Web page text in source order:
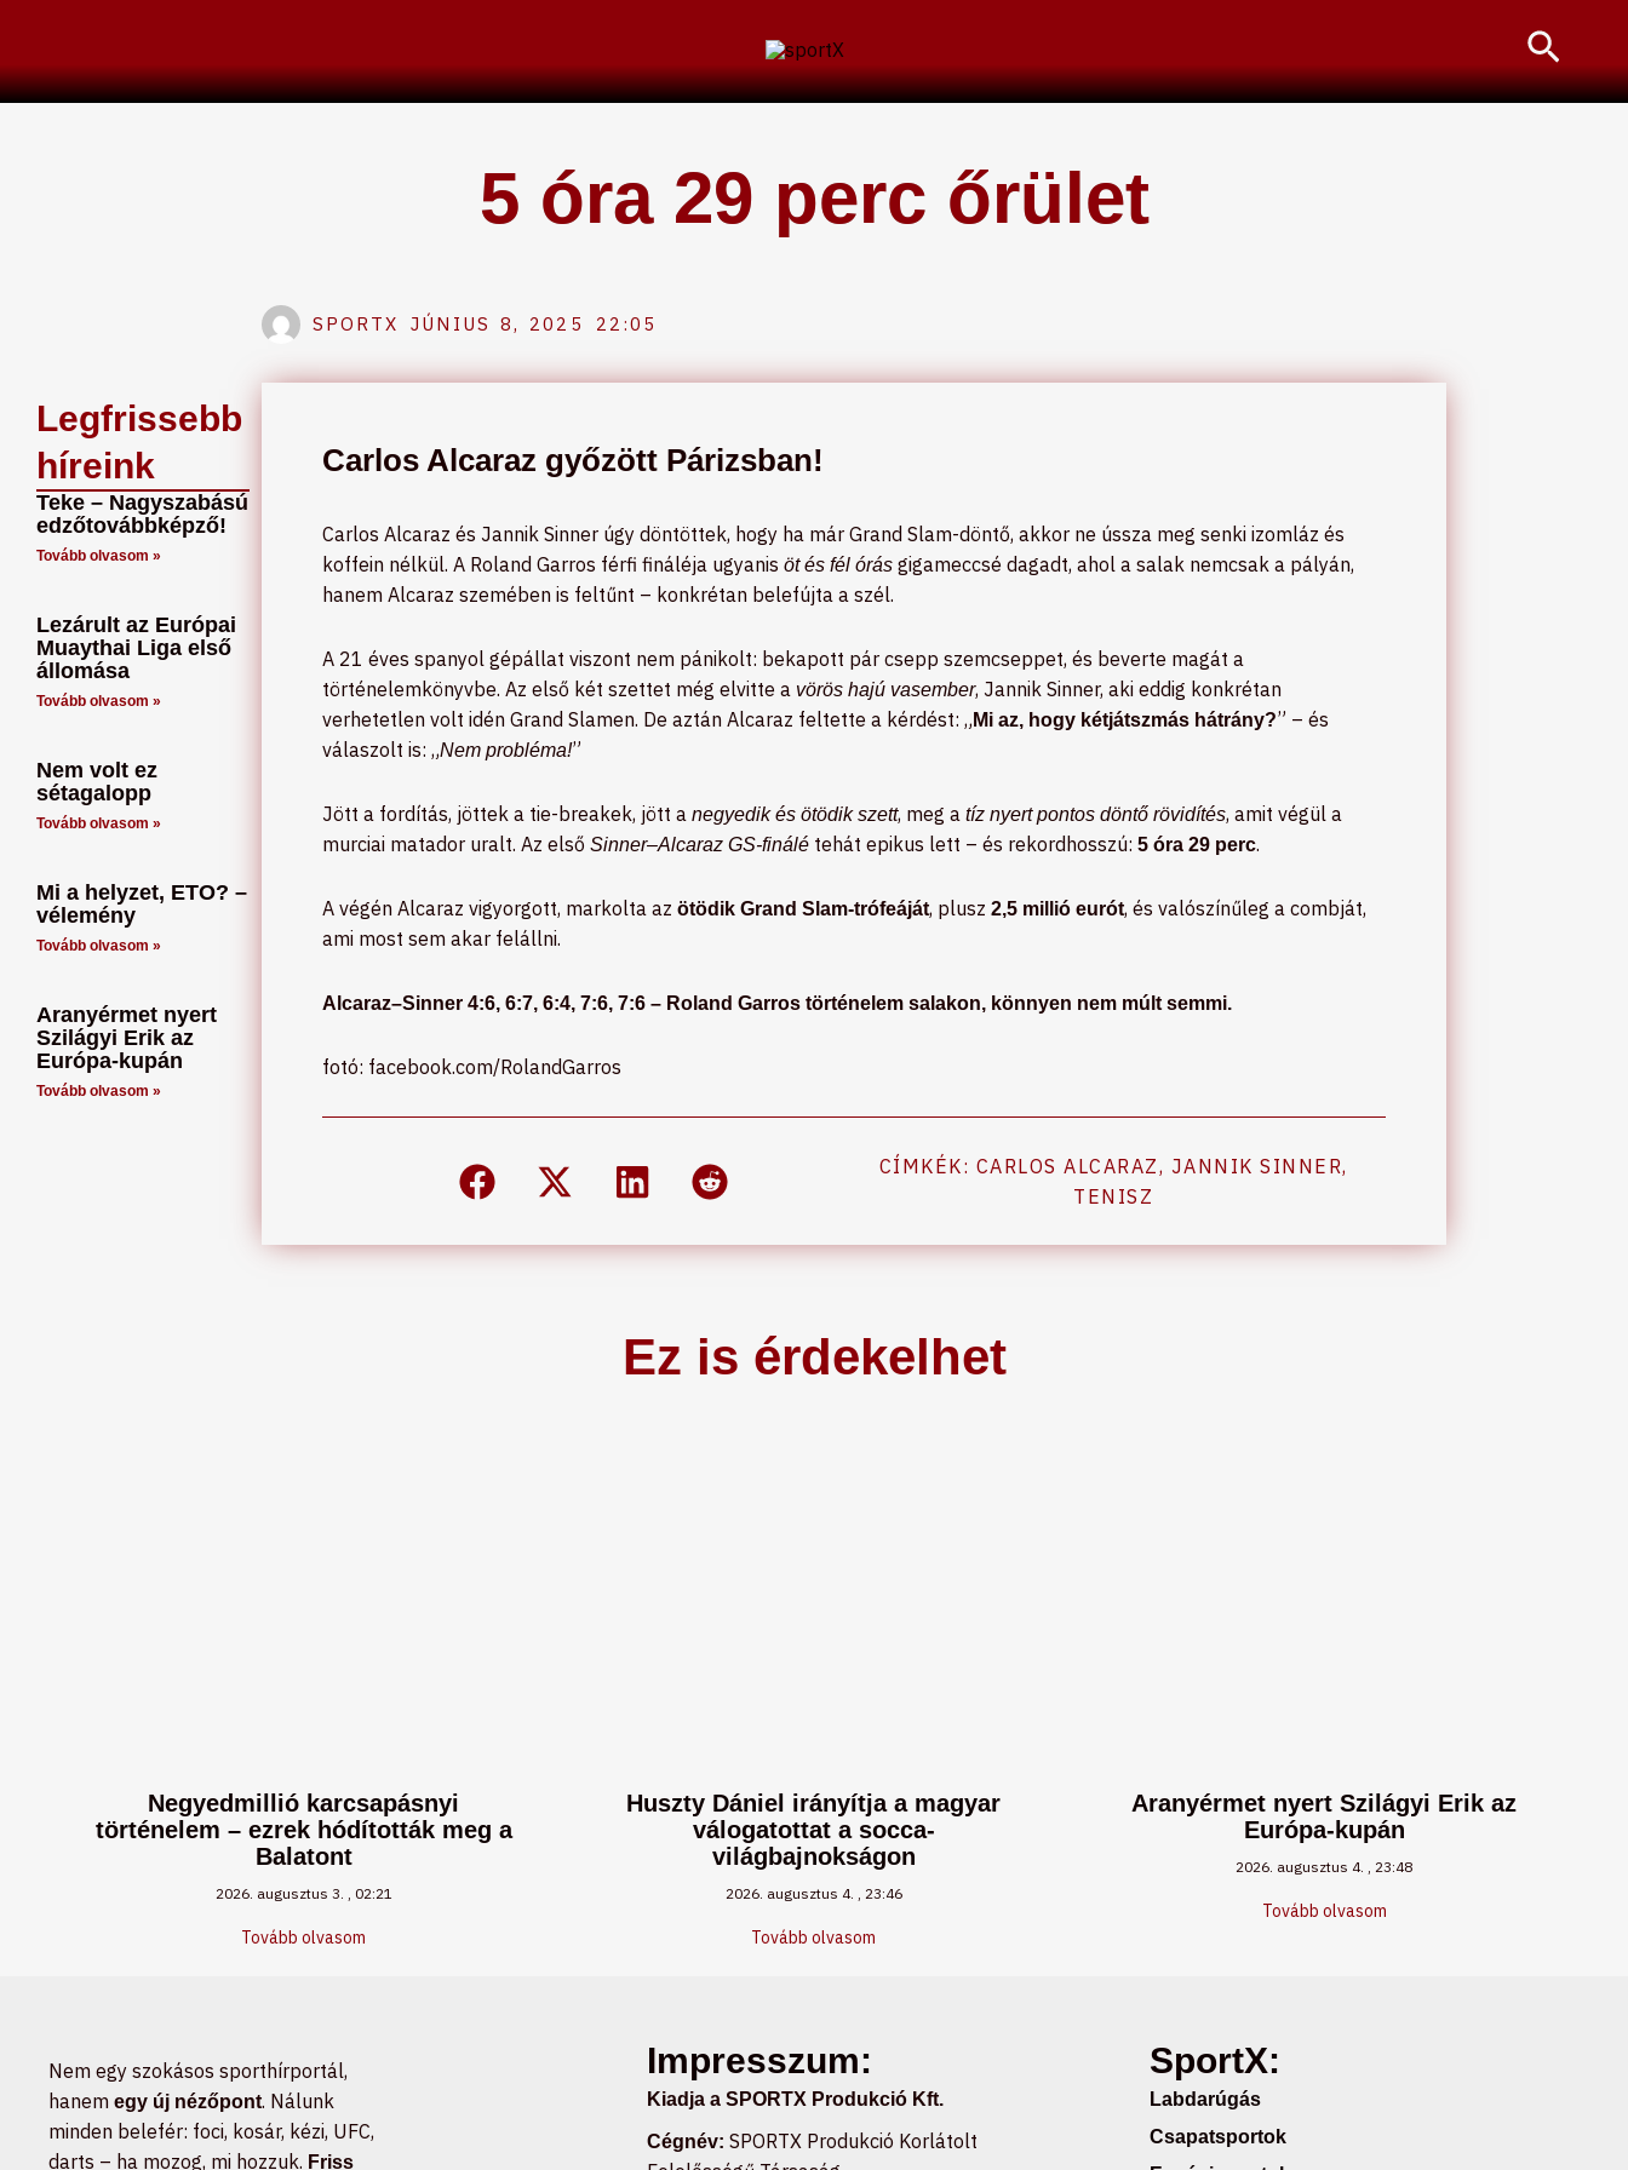
content
5 óra 29 perc őrület
SPORTX JÚNIUS 8, 2025 22:05
Legfrissebb
híreink
Teke – Nagyszabású
edzőtovábbképző!
Tovább olvasom »
Lezárult az Európai
Muaythai Liga első
állomása
Tovább olvasom »
Nem volt ez
sétagalopp
Tovább olvasom »
Mi a helyzet, ETO? –
vélemény
Tovább olvasom »
Aranyérmet nyert
Szilágyi Erik az
Európa-kupán
Tovább olvasom »
Carlos Alcaraz győzött Párizsban!
Carlos Alcaraz és Jannik Sinner úgy döntöttek, hogy ha már Grand Slam-döntő, akkor ne ússza meg senki izomláz és
koffein nélkül. A Roland Garros férfi fináléja ugyanis öt és fél órásgigameccsé dagadt, ahol a salak nemcsak a pályán,
hanem Alcaraz szemében is feltűnt – konkrétan belefújta a szél.
A 21 éves spanyol gépállat viszont nem pánikolt: bekapott pár csepp szemcseppet, és beverte magát a
történelemkönyvbe. Az első két szettet még elvitte a vörös hajú vasember, Jannik Sinner, aki eddig konkrétan
verhetetlen volt idén Grand Slamen. De aztán Alcaraz feltette a kérdést: „ Mi az, hogy kétjátszmás hátrány?” – és
válaszolt is: „Nem probléma!”
Jött a fordítás, jöttek a tie-breakek, jött a negyedik és ötödik szett, meg a tíz nyert pontos döntő rövidítés, amit végül a
murciai matador uralt. Az első Sinner–Alcaraz GS-finálétehát epikus lett – és rekordhosszú: 5 óra 29 perc.
A végén Alcaraz vigyorgott, markolta az ötödik Grand Slam-trófeáját, plusz 2,5 millió eurót, és valószínűleg a combját,
ami most sem akar felállni.
Alcaraz–Sinner 4:6, 6:7, 6:4, 7:6, 7:6 – Roland Garros történelem salakon, könnyen nem múlt semmi.
fotó: facebook.com/RolandGarros
CÍMKÉK: CARLOS ALCARAZ, JANNIK SINNER,
TENISZ
Ez is érdekelhet
Negyedmillió karcsapásnyi
történelem – ezrek hódították meg a
Balatont
2026. augusztus 3. 02:21
Tovább olvasom
Huszty Dániel irányítja a magyar
válogatottat a socca-
világbajnokságon
2026. augusztus 4. 23:46
Tovább olvasom
Aranyérmet nyert Szilágyi Erik az
Európa-kupán
2026. augusztus 4. 23:48
Tovább olvasom
Nem egy szokásos sporthírportál,
hanem egy új nézőpont. Nálunk
minden belefér: foci, kosár, kézi, UFC,
darts – ha mozog, mi hozzuk. Friss
Impresszum:
Kiadja a SPORTX Produkció Kft.
Cégnév: SPORTX Produkció Korlátolt
SportX:
Labdarúgás
Csapatsportok